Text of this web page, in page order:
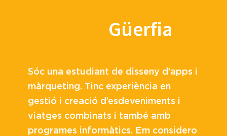
Güerfia
Sóc una estudiant de disseny d’apps i
màrqueting. Tinc experiència en
gestió i creació d’esdeveniments i
viatges combinats i també amb
programes informàtics. Em considero